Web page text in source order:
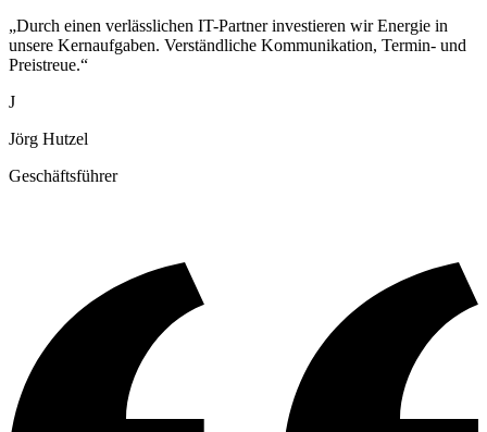
„Durch einen verlässlichen IT-Partner investieren wir Energie in
unsere Kernaufgaben. Verständliche Kommunikation, Termin- und
Preistreue.“
J
Jörg Hutzel
Geschäftsführer